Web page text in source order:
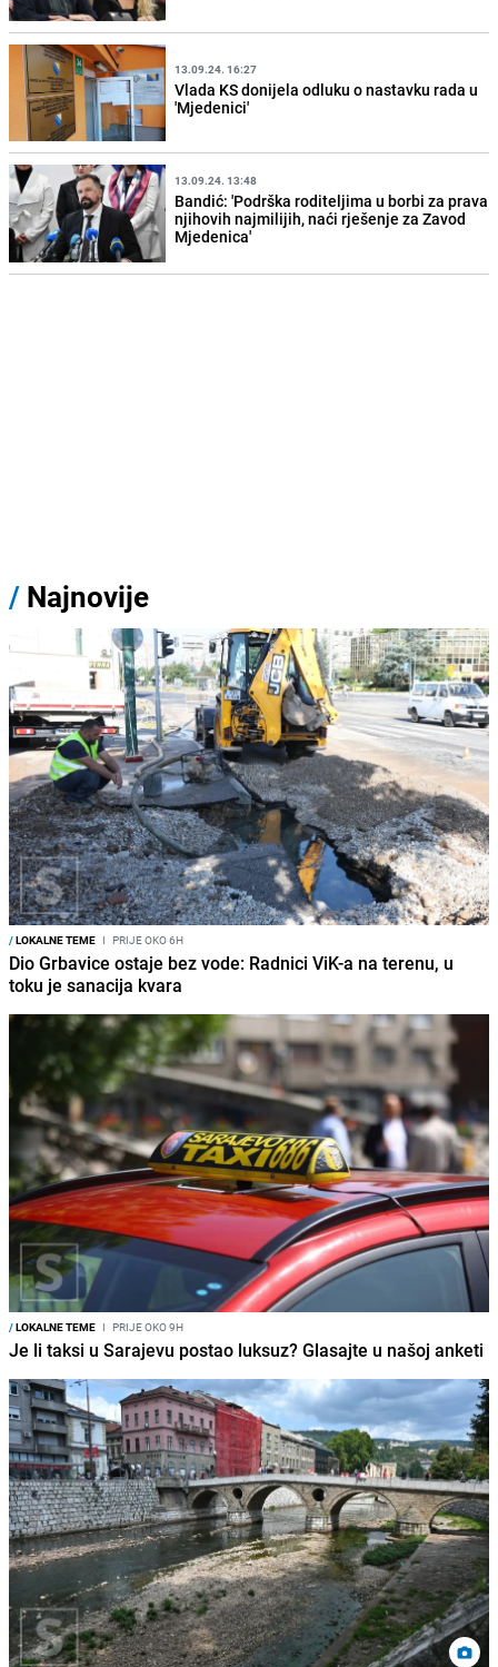
13.09.24. 16:27
Vlada KS donijela odluku o nastavku rada u
'Mjedenici'
13.09.24. 13:48
Bandić: 'Podrška roditeljima u borbi za prava
njihovih najmilijih, naći rješenje za Zavod
Mjedenica'
/ Najnovije
/LOKALNE TEME I PRIJE OKO 6H
Dio Grbavice ostaje bez vode: Radnici ViK-a na terenu, u
toku je sanacija kvara
/LOKALNE TEME I PRIJE OKO 9H
Je li taksi u Sarajevu postao luksuz? Glasajte u našoj anketi